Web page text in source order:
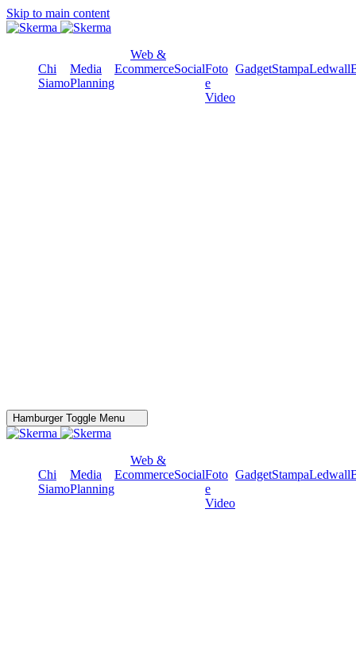
Skip to main content
Chi
Siamo
Media
Planning
Web &
EcommerceSocialFoto
e
Video
GadgetStampaLedwall
Hamburger Toggle Menu
Chi
Siamo
Media
Planning
Web &
EcommerceSocialFoto
e
Video
GadgetStampaLedwall